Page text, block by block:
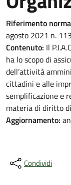
Riferimento
agosto 2021 n. 113
Contenuto: Il
ha lo scopo di
dell’attività
cittadini e alle
semplificazione e
materia di diritto
Aggiornamento:
Condividi